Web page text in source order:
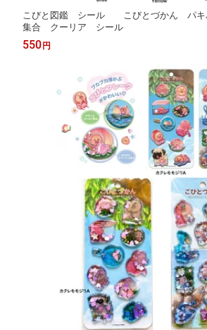
こびと図鑑 シール こびとづかん パキ
集合 クーリア シール
550 円